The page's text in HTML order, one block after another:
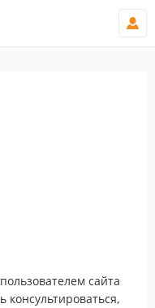
сайта
консультироваться,